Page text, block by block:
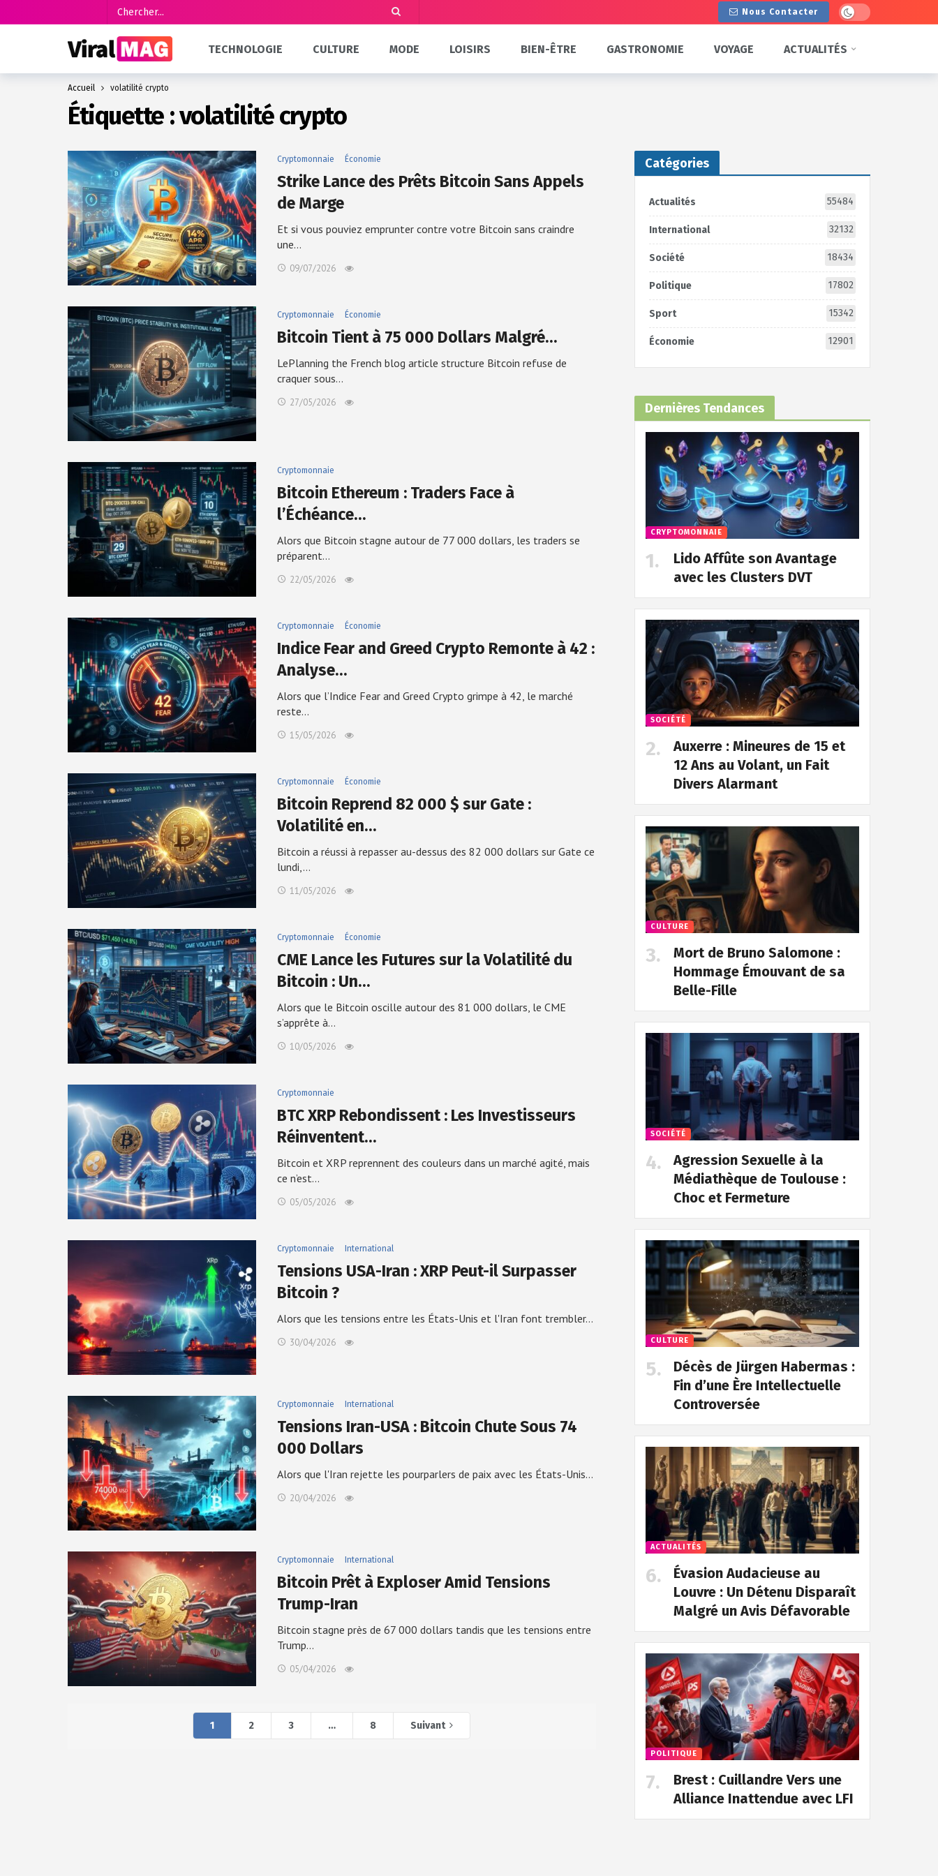
Nous Contacter Dark mode
TECHNOLOGIE CULTURE MODE LOISIRS BIEN-ÊTRE GASTRONOMIE VOYAGE ACTUALITÉS
Accueil volatilité crypto
Étiquette :volatilité crypto
Cryptomonnaie Économie
Strike Lance des Prêts Bitcoin Sans Appels
de Marge
Et si vous pouviez emprunter contre votre Bitcoin sans craindre
une…
09/07/2026
Cryptomonnaie Économie
Bitcoin Tient à 75 000 Dollars Malgré…
LePlanning the French blog article structure Bitcoin refuse de
craquer sous…
27/05/2026
Cryptomonnaie
Bitcoin Ethereum : Traders Face à
l’Échéance…
Alors que Bitcoin stagne autour de 77 000 dollars, les traders se
préparent…
22/05/2026
Cryptomonnaie Économie
Indice Fear and Greed Crypto Remonte à 42 :
Analyse…
Alors que l’Indice Fear and Greed Crypto grimpe à 42, le marché
reste…
15/05/2026
Cryptomonnaie Économie
Bitcoin Reprend 82 000 $ sur Gate :
Volatilité en…
Bitcoin a réussi à repasser au-dessus des 82 000 dollars sur Gate ce
lundi,…
11/05/2026
Cryptomonnaie Économie
CME Lance les Futures sur la Volatilité du
Bitcoin : Un…
Alors que le Bitcoin oscille autour des 81 000 dollars, le CME
s’apprête à…
10/05/2026
Cryptomonnaie
BTC XRP Rebondissent : Les Investisseurs
Réinventent…
Bitcoin et XRP reprennent des couleurs dans un marché agité, mais
ce n’est…
05/05/2026
Cryptomonnaie International
Tensions USA-Iran : XRP Peut-il Surpasser
Bitcoin ?
Alors que les tensions entre les États-Unis et l'Iran font trembler…
30/04/2026
Cryptomonnaie International
Tensions Iran-USA : Bitcoin Chute Sous 74
000 Dollars
Alors que l'Iran rejette les pourparlers de paix avec les États-Unis…
20/04/2026
Cryptomonnaie International
Bitcoin Prêt à Exploser Amid Tensions
Trump-Iran
Bitcoin stagne près de 67 000 dollars tandis que les tensions entre
Trump…
05/04/2026
1 2 3 … 8 Suivant
Catégories
Actualités 55484
International 32132
Société 18434
Politique 17802
Sport 15342
Économie 12901
Dernières Tendances
CRYPTOMONNAIE
Lido Affûte son Avantage
avec les Clusters DVT
SOCIÉTÉ
Auxerre : Mineures de 15 et
12 Ans au Volant, un Fait
Divers Alarmant
CULTURE
Mort de Bruno Salomone :
Hommage Émouvant de sa
Belle-Fille
SOCIÉTÉ
Agression Sexuelle à la
Médiathèque de Toulouse :
Choc et Fermeture
CULTURE
Décès de Jürgen Habermas :
Fin d’une Ère Intellectuelle
Controversée
ACTUALITÉS
Évasion Audacieuse au
Louvre : Un Détenu Disparaît
Malgré un Avis Défavorable
POLITIQUE
Brest : Cuillandre Vers une
Alliance Inattendue avec LFI